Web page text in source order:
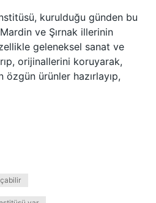
kurulduğu günden bu
ve Şırnak illerinin
geleneksel sanat ve
orijinallerini koruyarak,
ürünler hazırlayıp,